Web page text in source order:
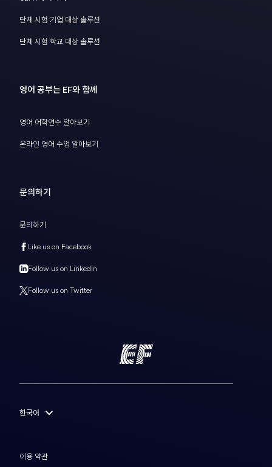
단체 시험 기업 대상 솔루션
단체 시험 학교 대상 솔루션
영어 공부는 EF와 함께
영어 어학연수 알아보기
온라인 영어 수업 알아보기
문의하기
문의하기
Like us on Facebook
Follow us on LinkedIn
Follow us on Twitter
한국어
Français
이용 약관